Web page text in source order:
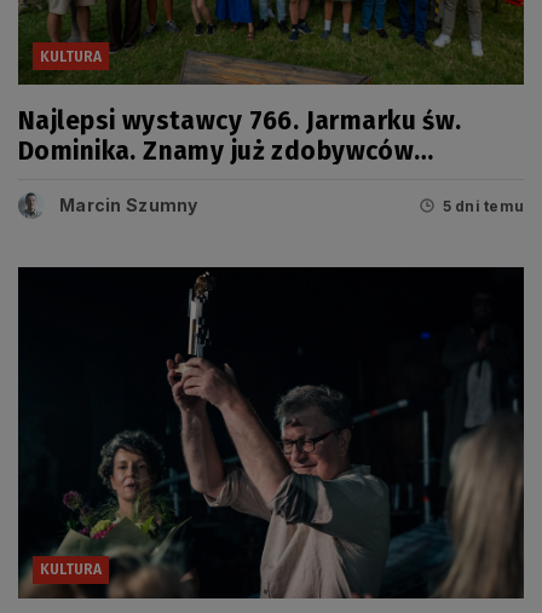
KULTURA
Najlepsi wystawcy 766. Jarmarku św.
Dominika. Znamy już zdobywców
Marcin Szumny 5 dni temu
KULTURA